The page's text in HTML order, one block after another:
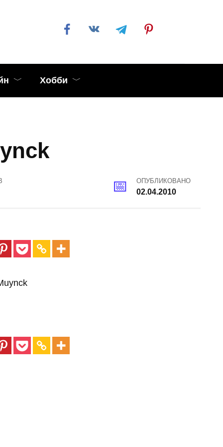
Хобби
ОПУБЛИКОВАНО
02.04.2010